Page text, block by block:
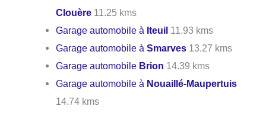
Clouère 11.25 kms
Garage automobile à Iteuil 11.93 kms
Garage automobile àSmarves 13.27 kms
Garage automobile Brion 14.39 kms
Garage automobile à Nouaillé-Maupertuis
14.74 kms